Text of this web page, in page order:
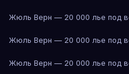
Жюль Верн — 20 000 лье под
Жюль Верн — 20 000 лье под
Жюль Верн — 20 000 лье под